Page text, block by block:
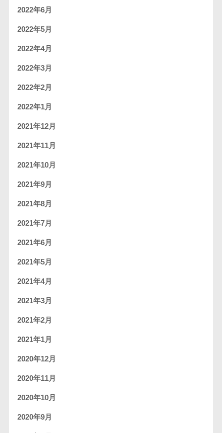
2022年6月
2022年5月
2022年4月
2022年3月
2022年2月
2022年1月
2021年12月
2021年11月
2021年10月
2021年9月
2021年8月
2021年7月
2021年6月
2021年5月
2021年4月
2021年3月
2021年2月
2021年1月
2020年12月
2020年11月
2020年10月
2020年9月